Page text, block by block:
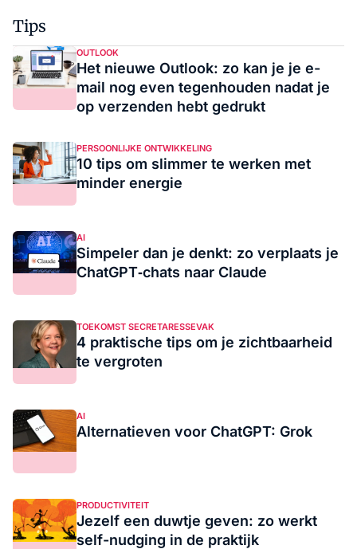
Tips
OUTLOOK
Het nieuwe Outlook: zo kan je je e-
mail nog even tegenhouden nadat je
op verzenden hebt gedrukt
PERSOONLIJKE ONTWIKKELING
10 tips om slimmer te werken met
minder energie
AI
Simpeler dan je denkt: zo verplaats je
ChatGPT‑chats naar Claude
TOEKOMST SECRETARESSEVAK
4 praktische tips om je zichtbaarheid
te vergroten
AI
Alternatieven voor ChatGPT: Grok
PRODUCTIVITEIT
Jezelf een duwtje geven: zo werkt
self-nudging in de praktijk